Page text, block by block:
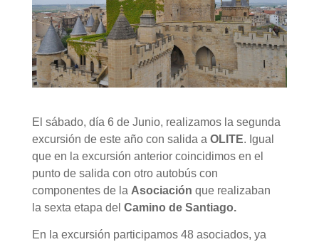
El sábado, día 6 de Junio, realizamos la segunda
excursión de este año con salida a OLITE. Igual
que en la excursión anterior coincidimos en el
punto de salida con otro autobús con
componentes de la Asociación que realizaban
la sexta etapa del Camino de Santiago.
En la excursión participamos 48 asociados, ya